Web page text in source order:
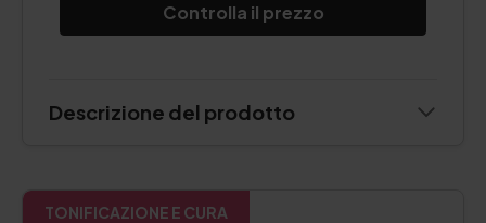
Controlla il prezzo
Descrizione del prodotto
TONIFICAZIONE E CURA